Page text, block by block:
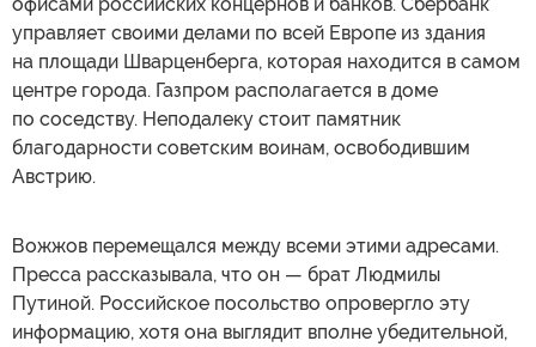
управляет своими делами по всей Европе из здания
на площади Шварценберга, которая находится в самом
центре города. Газпром располагается в доме
по соседству. Неподалеку стоит памятник
благодарности советским воинам, освободившим
Австрию.
Вожжов перемещался между всеми этими адресами.
Пресса рассказывала, что он — брат Людмилы
Путиной. Российское посольство опровергло эту
информацию, хотя она выглядит вполне убедительной,